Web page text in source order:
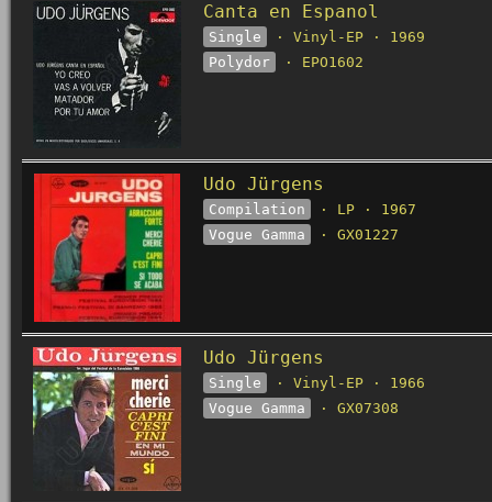
Canta en Espanol
Single
· Vinyl-EP · 1969
Polydor
· EPO1602
Udo Jürgens
Compilation
· LP · 1967
Vogue Gamma
· GX01227
Udo Jürgens
Single
· Vinyl-EP · 1966
Vogue Gamma
· GX07308